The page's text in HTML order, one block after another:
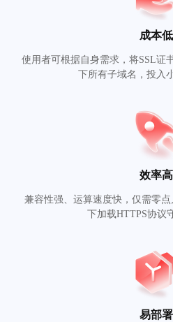
成本低
使用者可根据自身需求，将SSL证
下所有子域名，投入
效率高
兼容性强、运算速度快，仅需零
下加载HTTPS协议
易部署